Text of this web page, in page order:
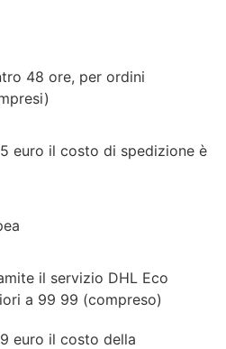
48 ore, per ordini
euro il costo di spedizione è
il servizio DHL Eco
a 99 99 (compreso)
euro il costo della